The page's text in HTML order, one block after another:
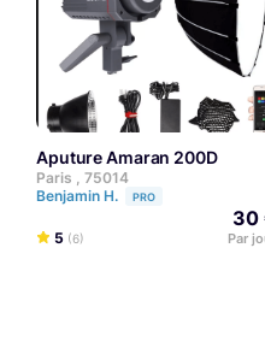
Aputure Amaran 200D
Paris , 75014
Benjamin H.
PRO
5 (6)
30
Par